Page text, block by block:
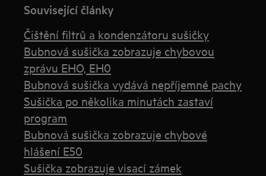
Související články
Čištění filtrů a kondenzátoru sušičky
Bubnová sušička zobrazuje chybovou
zprávu EHO, EH0
Bubnová sušička vydává nepříjemné pachy
Sušička po několika minutách zastaví
program
Bubnová sušička zobrazuje chybové
hlášení E50
Sušička zobrazuje visací zámek